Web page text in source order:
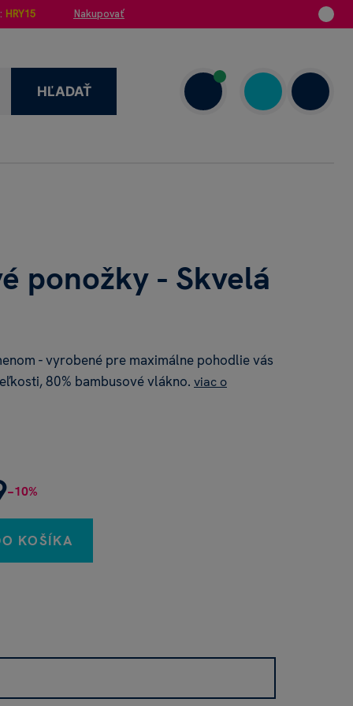
HRY15 Nakupovať
HĽADAŤ
ponožky - Skvelá
- vyrobené pre maximálne pohodlie vás
80% bambusové vlákno. viac o
−10%
KOŠÍKA